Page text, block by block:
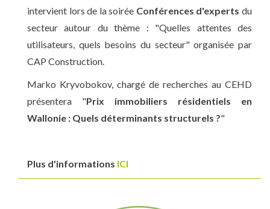
intervient lors de la soirée Conférences d'experts du
secteur autour du thème : "Quelles attentes des
utilisateurs, quels besoins du secteur" organisée par
CAP Construction.
Marko Kryvobokov, chargé de recherches au CEHD
présentera "Prix immobiliers résidentiels en
Wallonie : Quels déterminants structurels ?"
Plus d'informations ICI